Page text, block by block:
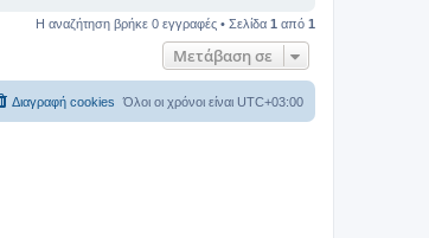
Η αναζήτηση βρήκε 0 εγγραφές • Σελίδα 1 από 1
Μετάβαση σε
Όλοι οι χρόνοι είναι UTC+03:00
Διαγραφή cookies